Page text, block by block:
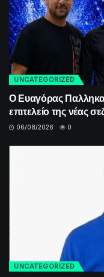
UNCATEGORIZED
Ο Ευαγόρας
επιτελείο της νέας
06/08/2026 0
UNCATEGORIZED